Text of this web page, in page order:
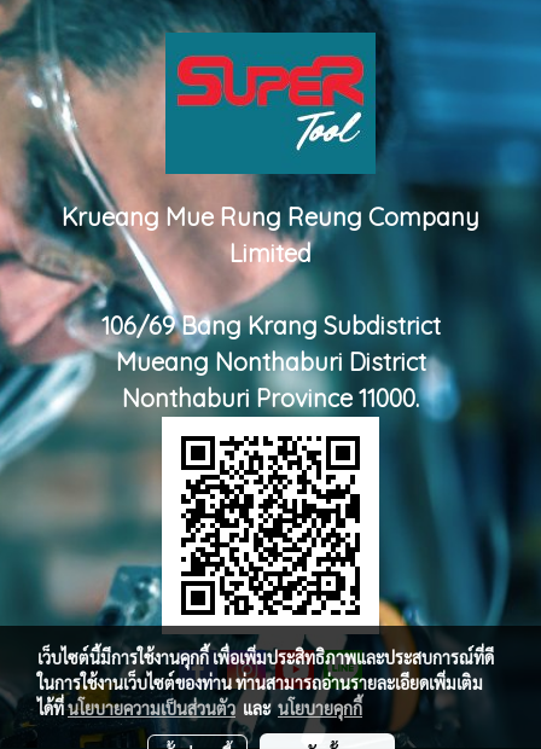
Krueang Mue Rung Reung Company
Limited
106/69 Bang Krang Subdistrict
Mueang Nonthaburi District
Nonthaburi Province 11000.
เว็บไซต์นี้มีการใช้งานคุกกี้ เพื่อเพิ่มประสิทธิภาพและประสบการณ์ที่ดี
ในการใช้งานเว็บไซต์ของท่าน ท่านสามารถอ่านรายละเอียดเพิ่มเติม
ได้ที่นโยบายความเป็นส่วนตัวและนโยบายคุกกี้